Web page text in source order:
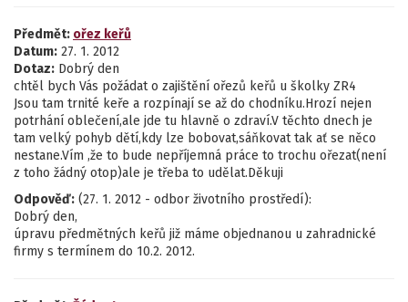
Předmět: ořez keřů
Datum: 27. 1. 2012
Dotaz: Dobrý den
chtěl bych Vás požádat o zajištění ořezů keřů u školky ZR4
Jsou tam trnité keře a rozpínají se až do chodníku.Hrozí nejen
potrhání oblečení,ale jde tu hlavně o zdraví.V těchto dnech je
tam velký pohyb dětí,kdy lze bobovat,sáňkovat tak ať se něco
nestane.Vím ,že to bude nepříjemná práce to trochu ořezat(není
z toho žádný otop)ale je třeba to udělat.Děkuji
Odpověď: (27. 1. 2012 - odbor životního prostředí):
Dobrý den,
úpravu předmětných keřů již máme objednanou u zahradnické
firmy s termínem do 10.2. 2012.